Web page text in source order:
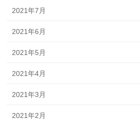
2021年7月
2021年6月
2021年5月
2021年4月
2021年3月
2021年2月